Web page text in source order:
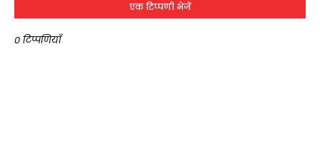
एक टिप्पणी भेजें
0 टिप्पणियाँ